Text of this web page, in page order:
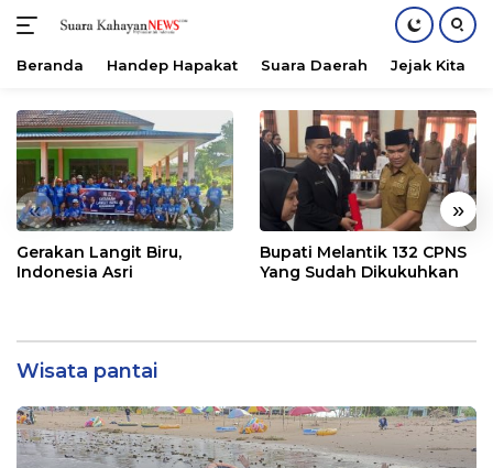
konten
Beranda Handep Hapakat Suara Daerah Jejak Kita
« »
Gerakan Langit Biru,
Indonesia Asri
Bupati Melantik 132 CPNS
Yang Sudah Dikukuhkan
Wisata pantai